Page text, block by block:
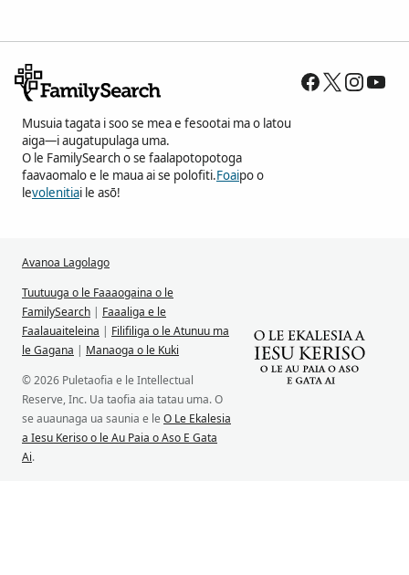
Musuia tagata i soo se mea e fesootai ma o latou
aiga—i augatupulaga uma.
O le FamilySearch o se faalapotopotoga
faavaomalo e le maua ai se polofiti.Foaipo o
levolenitiai le asō!
Avanoa Lagolago
Tuutuuga o le Faaaogaina o le
FamilySearch | Faaaliga e le
Faalauaiteleina | Filifiliga o le Atunuu ma
le Gagana | Manaoga o le Kuki
© 2026 Puletaofia e le Intellectual
Reserve, Inc. Ua taofia aia tatau uma. O
se auaunaga ua saunia e le O Le Ekalesia
a Iesu Keriso o le Au Paia o Aso E Gata
Ai.